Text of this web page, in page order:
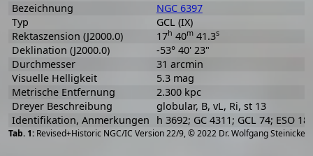
Revised+Historic NGC/IC Version 22/9, © 2022 Dr. Wolfgang Steinicke
Bezeichnung
NGC 6397
Typ
GCL (IX)
Rektaszension (J2000.0)
17h 40m41.3s
Deklination (J2000.0)
-53° 40' 23"
Durchmesser
31 arcmin
Visuelle Helligkeit
5.3 mag
Metrische Entfernung
2.300 kpc
Dreyer Beschreibung
globular, B, vL, Ri, st 13
Identifikation, Anmerkungen
h 3692; GC 4311; GCL 74; ESO